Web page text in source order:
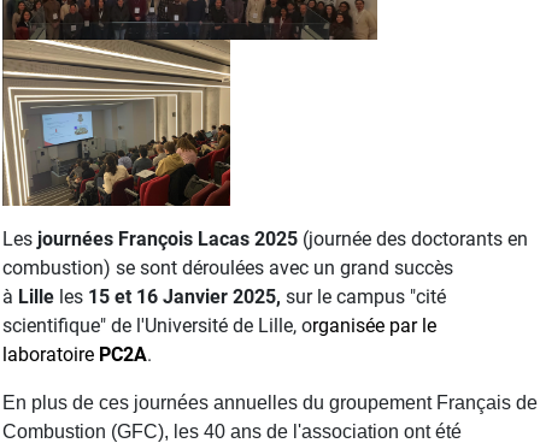
Les journées François Lacas 2025 (journée des doctorants en
combustion) se sont déroulées avec un grand succès
à Lille les 15 et 16 Janvier 2025, sur le campus "cité
scientifique" de l'Université de Lille, organisée par le
laboratoire PC2A.
En plus de ces journées annuelles du groupement Français de
Combustion (GFC), les 40 ans de l'association ont été